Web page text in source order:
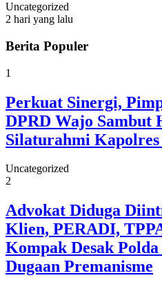
Uncategorized
2 hari yang lalu
Berita Populer
1
Perkuat Sinergi,
DPRD Wajo Sambut
Silaturahmi
Uncategorized
2
Advokat Diduga
Klien, PERADI,
Kompak Desak
Dugaan Premanisme